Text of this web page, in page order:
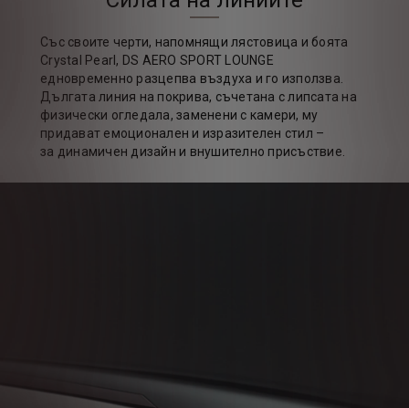
Със своите черти, напомнящи лястовица и боята
Crystal Pearl, DS AERO SPORT LOUNGE
едновременно разцепва въздуха и го използва.
Дългата линия на покрива, съчетана с липсата на
физически огледала, заменени с камери, му
придават емоционален и изразителен стил –
за динамичен дизайн и внушително присъствие.